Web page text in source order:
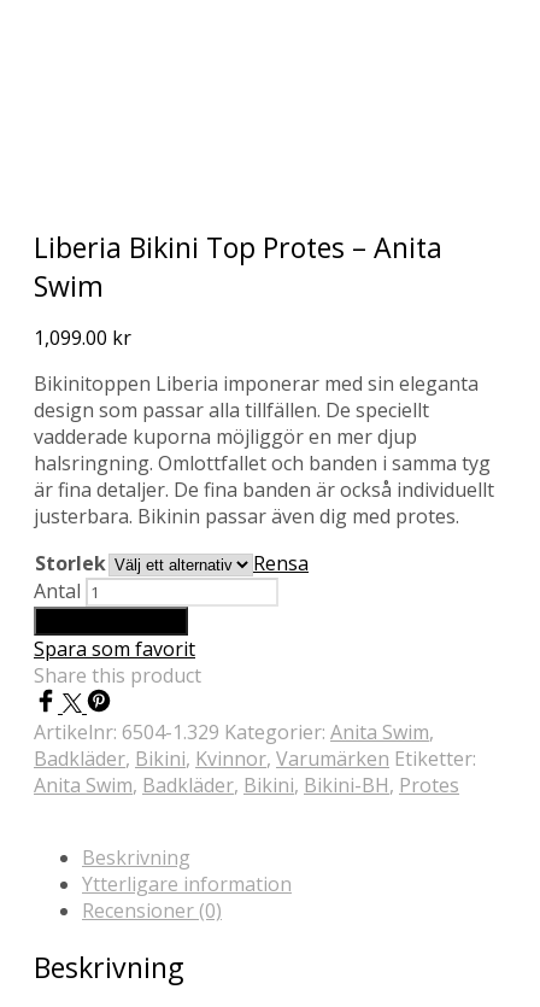
Liberia Bikini Top Protes – Anita
Swim
1,099.00 kr
Bikinitoppen Liberia imponerar med sin eleganta
design som passar alla tillfällen. De speciellt
vadderade kuporna möjliggör en mer djup
halsringning. Omlottfallet och banden i samma tyg
är fina detaljer. De fina banden är också individuellt
justerbara. Bikinin passar även dig med protes.
Storlek
Rensa
Antal
Spara som favorit
Share this product
Artikelnr: 6504-1.329 Kategorier: Anita Swim,
Badkläder, Bikini, Kvinnor, Varumärken Etiketter:
Anita Swim, Badkläder, Bikini, Bikini-BH, Protes
Beskrivning
Ytterligare information
Recensioner (0)
Beskrivning